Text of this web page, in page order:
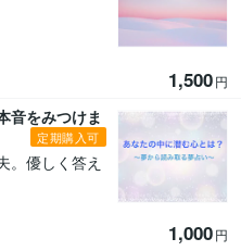
1,500円
音をみつけま
定期購入可
。優しく答え
1,000円